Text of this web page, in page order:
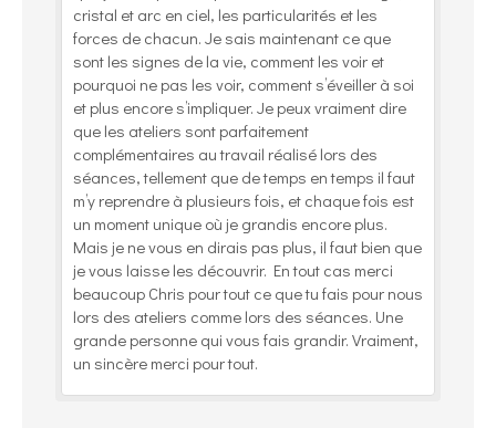
cristal et arc en ciel, les particularités et les
forces de chacun. Je sais maintenant ce que
sont les signes de la vie, comment les voir et
pourquoi ne pas les voir, comment s’éveiller à soi
et plus encore s’impliquer. Je peux vraiment dire
que les ateliers sont parfaitement
complémentaires au travail réalisé lors des
séances, tellement que de temps en temps il faut
m’y reprendre à plusieurs fois, et chaque fois est
un moment unique où je grandis encore plus.
Mais je ne vous en dirais pas plus, il faut bien que
je vous laisse les découvrir. En tout cas merci
beaucoup Chris pour tout ce que tu fais pour nous
lors des ateliers comme lors des séances. Une
grande personne qui vous fais grandir. Vraiment,
un sincère merci pour tout.